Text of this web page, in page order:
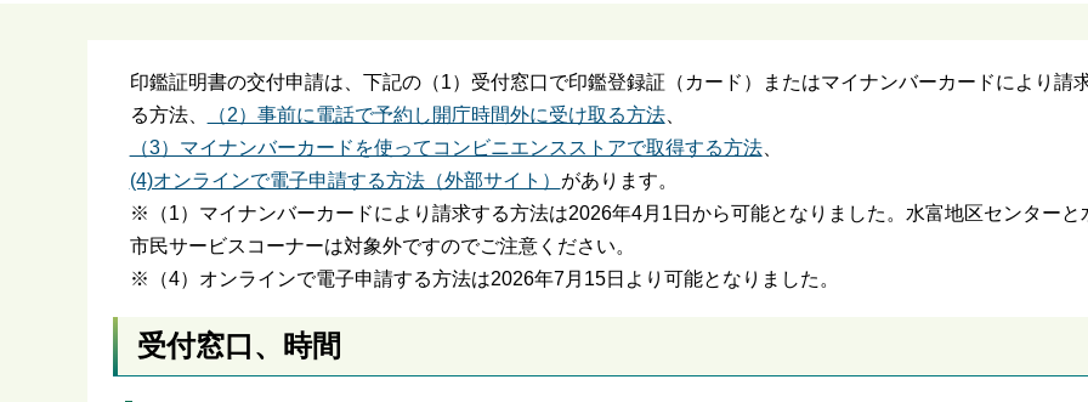
印鑑証明書の交付申請は、下記の（1）受付窓口で印鑑登録証（カード）またはマイナンバーカードにより請
る方法、
（2）事前に電話で予約し開庁時間外に受け取る方法、
（3）マイナンバーカードを使ってコンビニエンスストアで取得する方法、
(4)オンラインで電子申請する方法（外部サイト） があります。
※（1）マイナンバーカードにより請求する方法は2026年4月1日から可能となりました。水富地区センターと
市民サービスコーナーは対象外ですのでご注意ください。
※（4）オンラインで電子申請する方法は2026年7月15日より可能となりました。
受付窓口、時間